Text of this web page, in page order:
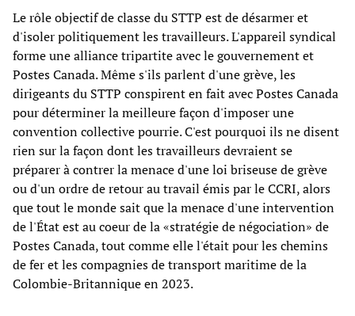
Le rôle objectif de classe du STTP est de désarmer et
d'isoler politiquement les travailleurs. L'appareil syndical
forme une alliance tripartite avec le gouvernement et
Postes Canada. Même s'ils parlent d'une grève, les
dirigeants du STTP conspirent en fait avec Postes Canada
pour déterminer la meilleure façon d'imposer une
convention collective pourrie. C'est pourquoi ils ne disent
rien sur la façon dont les travailleurs devraient se
préparer à contrer la menace d'une loi briseuse de grève
ou d'un ordre de retour au travail émis par le CCRI, alors
que tout le monde sait que la menace d'une intervention
de l'État est au coeur de la «stratégie de négociation» de
Postes Canada, tout comme elle l'était pour les chemins
de fer et les compagnies de transport maritime de la
Colombie-Britannique en 2023.